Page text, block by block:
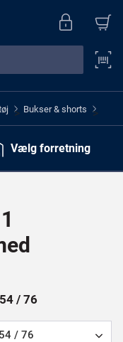
> Bukser & shorts >
Vælg forretning
/ 76
/ 76